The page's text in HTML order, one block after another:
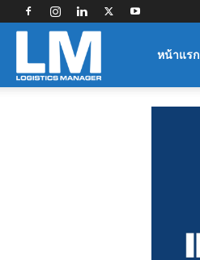
Logisticsหน้าแรก